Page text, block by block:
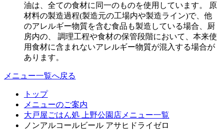
油は、全ての食材に同一のものを使用しています。 原
材料の製造過程(製造元の工場内や製造ライン)で、他
のアレルギー物質を含む食品も製造している場合、厨
房内の、 調理工程や食材の保管段階において、本来使
用食材に含まれないアレルギー物質が混入する場合が
あります。
メニュー一覧へ戻る
トップ
メニューのご案内
大戸屋ごはん処 上野公園店メニュー一覧
ノンアルコールビール アサヒドライゼロ